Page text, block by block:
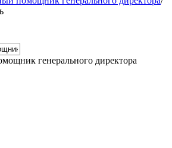
генерального директора